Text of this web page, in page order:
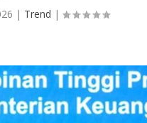
| Trend |